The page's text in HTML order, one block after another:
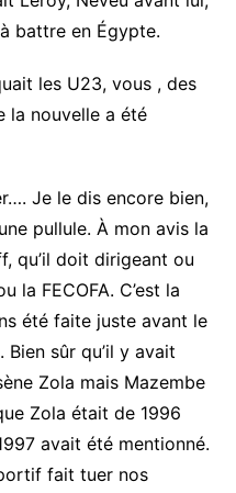
battre en Égypte.
les U23, vous , des
la nouvelle a été
Je le dis encore bien,
pullule. À mon avis la
qu’il doit dirigeant ou
la FECOFA. C’est la
été faite juste avant le
sûr qu’il y avait
Zola mais Mazembe
Zola était de 1996
avait été mentionné.
fait tuer nos